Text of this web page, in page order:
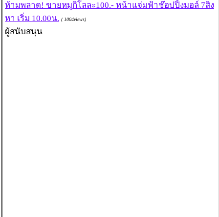
ห้ามพลาด! ขายหมูกิโลละ100.- หน้าแจ่มฟ้าช๊อปปิ้งมอล์ 7สิง
หา เริ่ม 10.00น. ( 1004views)
ผู้สนับสนุน